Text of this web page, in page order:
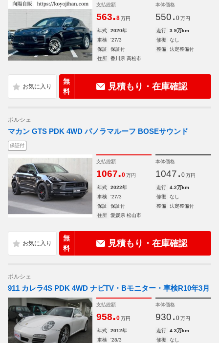
支払総額
563.8 万円
本体価格
550. 0 万円
年式 2020年 走行
3.9万km
車検
'27/3 修復
なし
保証
保証付 整備
法定整備付
住所
香川県 高松市
無
料
見積もり・在庫確認
ポルシェ
マカン GTS PDK 4WD パノラマルーフ BOSEサウンド
保証付
支払総額
1067.0 万円
本体価格
1047. 0 万円
年式 2022年 走行
4.2万km
車検
'27/3 修復
なし
保証
保証付 整備
法定整備付
住所
愛媛県 松山市
無
料
見積もり・在庫確認
ポルシェ
911 カレラ4S PDK 4WD ナビTV・Bモニター・車検R10年3月
支払総額
958.0 万円
本体価格
930. 0 万円
年式 2012年 走行
4.3万km
車検
'28/3 修復
なし